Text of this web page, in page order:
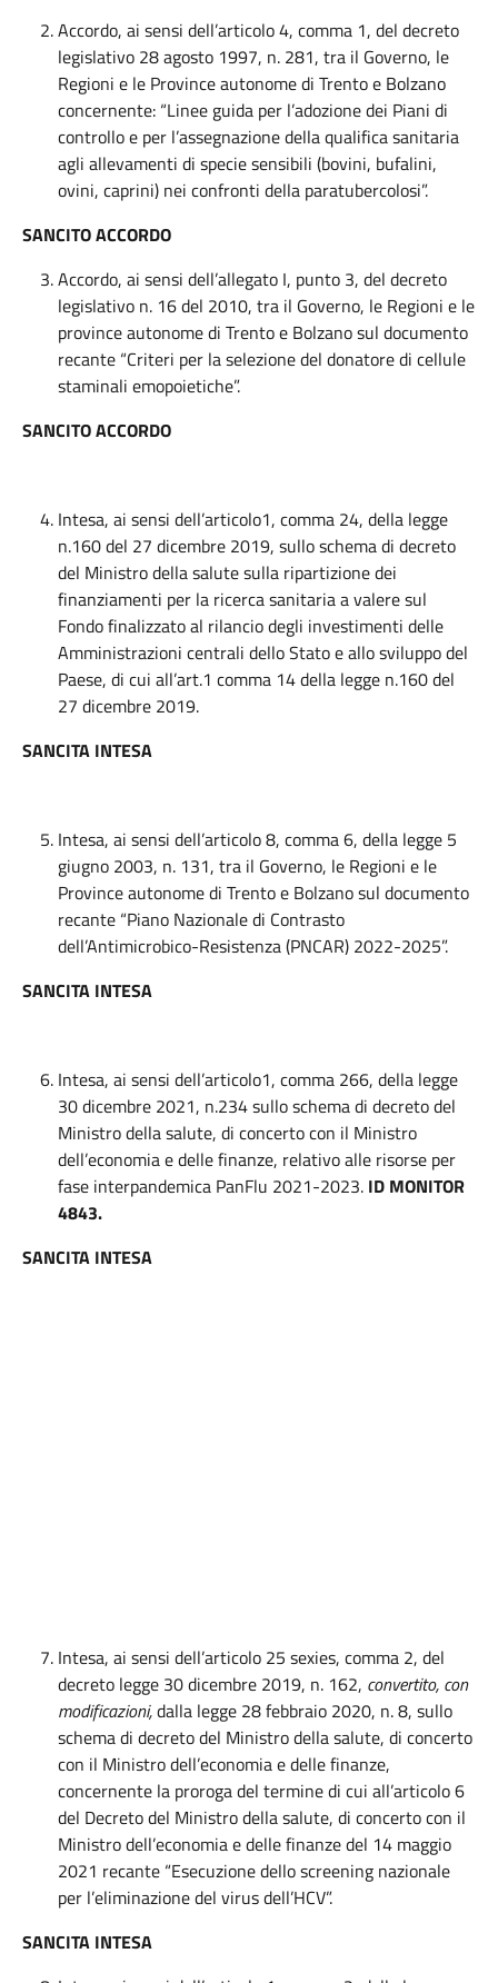
Accordo, ai sensi dell’articolo 4, comma 1, del decreto
legislativo 28 agosto 1997, n. 281, tra il Governo, le
Regioni e le Province autonome di Trento e Bolzano
concernente: “Linee guida per l’adozione dei Piani di
controllo e per l’assegnazione della qualifica sanitaria
agli allevamenti di specie sensibili (bovini, bufalini,
ovini, caprini) nei confronti della paratubercolosi”.
SANCITO ACCORDO
Accordo, ai sensi dell’allegato I, punto 3, del decreto
legislativo n. 16 del 2010, tra il Governo, le Regioni e le
province autonome di Trento e Bolzano sul documento
recante “Criteri per la selezione del donatore di cellule
staminali emopoietiche”.
SANCITO ACCORDO
Intesa, ai sensi dell’articolo1, comma 24, della legge
n.160 del 27 dicembre 2019, sullo schema di decreto
del Ministro della salute sulla ripartizione dei
finanziamenti per la ricerca sanitaria a valere sul
Fondo finalizzato al rilancio degli investimenti delle
Amministrazioni centrali dello Stato e allo sviluppo del
Paese, di cui all’art.1 comma 14 della legge n.160 del
27 dicembre 2019.
SANCITA INTESA
Intesa, ai sensi dell’articolo 8, comma 6, della legge 5
giugno 2003, n. 131, tra il Governo, le Regioni e le
Province autonome di Trento e Bolzano sul documento
recante “Piano Nazionale di Contrasto
dell’Antimicrobico-Resistenza (PNCAR) 2022-2025”.
SANCITA INTESA
Intesa, ai sensi dell’articolo1, comma 266, della legge
30 dicembre 2021, n.234 sullo schema di decreto del
Ministro della salute, di concerto con il Ministro
dell’economia e delle finanze, relativo alle risorse per
fase interpandemica PanFlu 2021-2023. ID MONITOR
4843.
SANCITA INTESA
Intesa, ai sensi dell’articolo 25 sexies, comma 2, del
decreto legge 30 dicembre 2019, n. 162, convertito, con
modificazioni,dalla legge 28 febbraio 2020, n. 8, sullo
schema di decreto del Ministro della salute, di concerto
con il Ministro dell’economia e delle finanze,
concernente la proroga del termine di cui all’articolo 6
del Decreto del Ministro della salute, di concerto con il
Ministro dell’economia e delle finanze del 14 maggio
2021 recante “Esecuzione dello screening nazionale
per l’eliminazione del virus dell’HCV”.
SANCITA INTESA